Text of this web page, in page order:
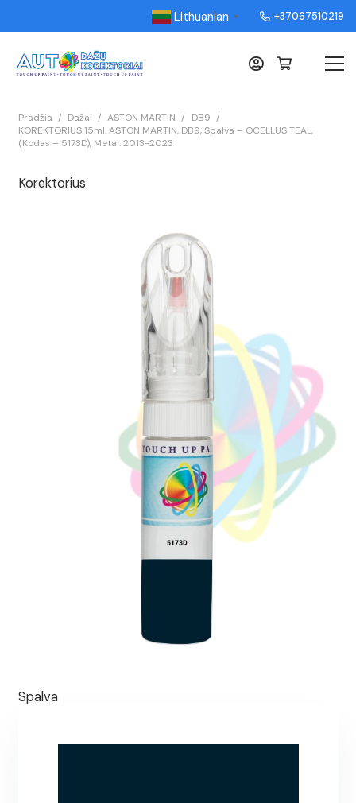
Lithuanian ▼ +37067510219
Pradžia / Dažai / ASTON MARTIN / DB9 /
KOREKTORIUS 15ml. ASTON MARTIN, DB9, Spalva – OCELLUS TEAL,
(Kodas – 5173D), Metai: 2013-2023
Korektorius
Spalva